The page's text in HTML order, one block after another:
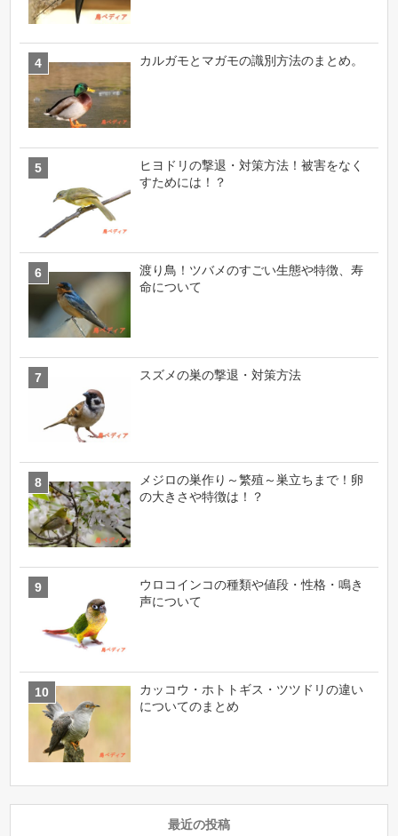
カルガモとマガモの識別方法のまとめ。
ヒヨドリの撃退・対策方法！被害をなく
すためには！？
渡り鳥！ツバメのすごい生態や特徴、寿
命について
スズメの巣の撃退・対策方法
メジロの巣作り～繁殖～巣立ちまで！卵
の大きさや特徴は！？
ウロコインコの種類や値段・性格・鳴き
声について
カッコウ・ホトトギス・ツツドリの違い
についてのまとめ
最近の投稿